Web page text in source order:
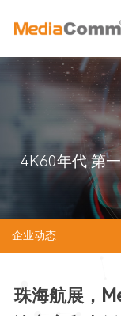
4K60年代 第
企业动态
珠海航展，